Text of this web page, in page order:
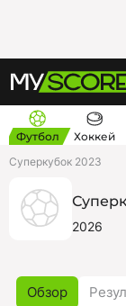
Футбол Хоккей
Суперкубок 2023
2026
Обзор